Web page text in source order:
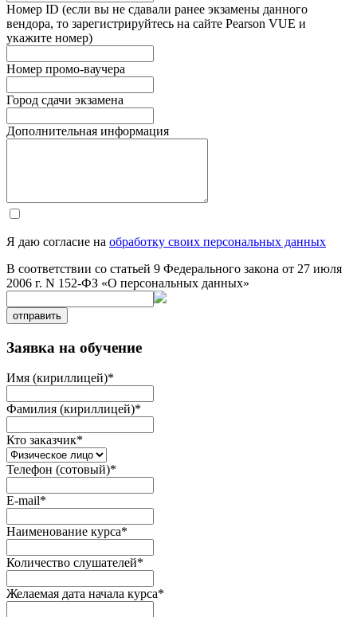
Номер ID (если вы не сдавали ранее экзамены данного
вендора, то зарегистрируйтесь на сайте Pearson VUE и
укажите номер)
Номер промо-ваучера
Город сдачи экзамена
Дополнительная информация
Я даю согласие на обработку своих персональных данных
В соответствии со статьей 9 Федерального закона от 27 июля
2006 г. N 152-ФЗ «О персональных данных»
отправить
Заявка на обучение
Имя (кириллицей)*
Фамилия (кириллицей)*
Кто заказчик*
Телефон (сотовый)*
E-mail*
Наименование курса*
Количество слушателей*
Желаемая дата начала курса*